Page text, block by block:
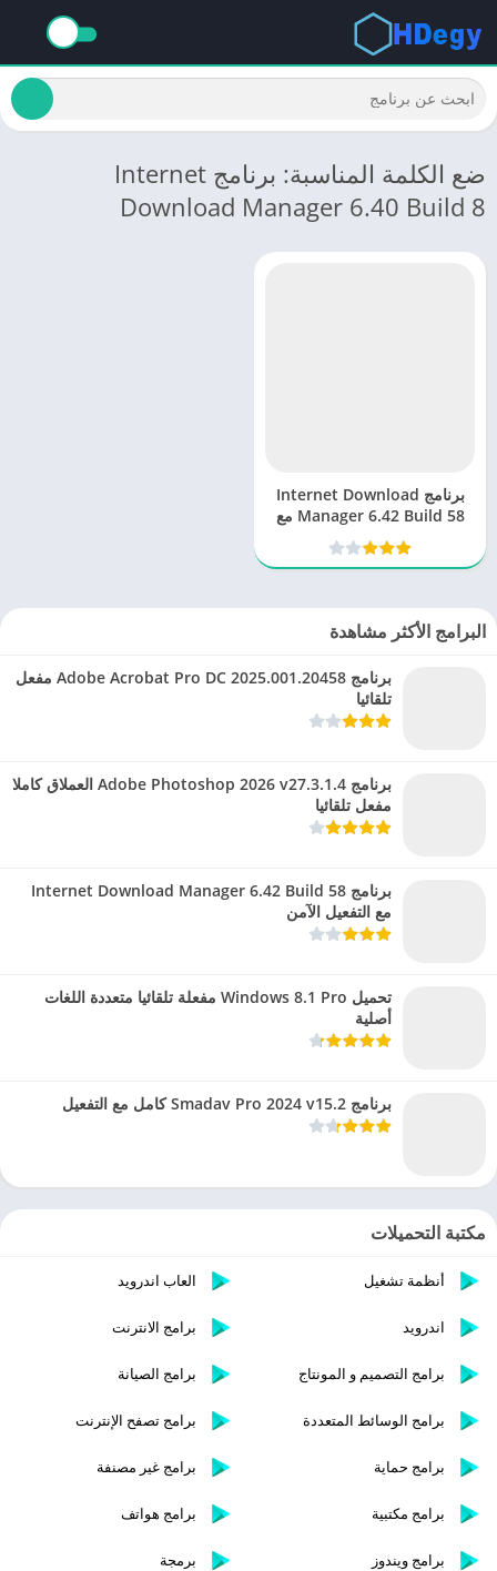
ضع الكلمة المناسبة: برنامج Internet
Download Manager 6.40 Build 8
برنامج Internet Download
Manager 6.42 Build 58 مع
التفعيل الآمن
البرامج الأكثر مشاهدة
برنامج Adobe Acrobat Pro DC 2025.001.20458 مفعل
تلقائيا
برنامج Adobe Photoshop 2026 v27.3.1.4 العملاق كاملا
مفعل تلقائيا
برنامج Internet Download Manager 6.42 Build 58
مع التفعيل الآمن
تحميل Windows 8.1 Pro مفعلة تلقائيا متعددة اللغات
أصلية
برنامج Smadav Pro 2024 v15.2 كامل مع التفعيل
مكتبة التحميلات
أنظمة تشغيل العاب اندرويد
اندرويد برامج الانترنت
برامج التصميم و المونتاج برامج الصيانة
برامج الوسائط المتعددة برامج تصفح الإنترنت
برامج حماية برامج غير مصنفة
برامج مكتبية برامج هواتف
برامج ويندوز برمجة